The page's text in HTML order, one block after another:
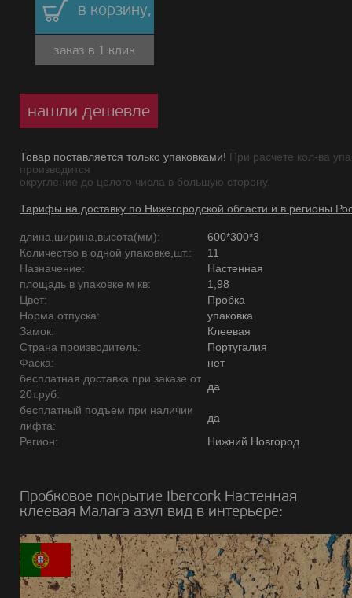
в корзину,
заказ в 1 клик
нашли дешевле
Товар поставляется только упаковками! При расчете кол-ва
производится
округление до целого числа в большую сторону.
Тарифы на доставку по Нижегородской области и в регионы
длина,ширина,высота(мм):
600*300*3
Количество в одной упаковке,шт.:
11
Назначение:
Настенная
площадь в упаковке м кв:
1,98
Цвет:
Пробка
Норма отпуска:
упаковка
Замок:
Клеевая
Страна производитель:
Португалия
Фаска:
нет
бесплатная доставка при заказе от
20т.руб:
да
бесплатный подъем при наличии
лифта:
да
Регион:
Нижний Новгород
Пробковое покрытие Ibercork Настенная
клеевая Малага азул вид в интерьере: